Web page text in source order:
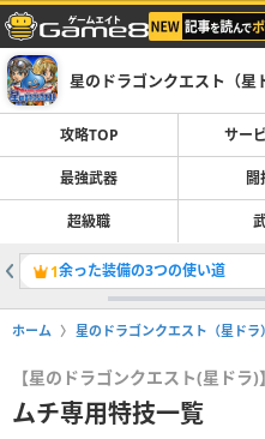
星のドラゴンクエスト（
攻略TOP サー
最強武器
超級職
1余った装備の3つの使い道
ホーム 星のドラゴンクエスト（星ド
【星のドラゴンクエスト(星ドラ)】
ムチ専用特技一覧